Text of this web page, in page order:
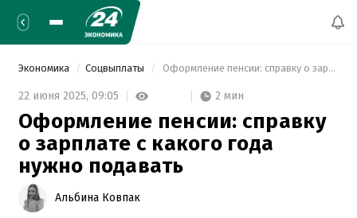
Экономика Соцвыплаты Оформление пенсии: справку о зарплате с какого года нужно подавать
22 июня 2025, 09:05 2 мин
Оформление пенсии: справку
о зарплате с какого года
нужно подавать
Альбина Ковпак